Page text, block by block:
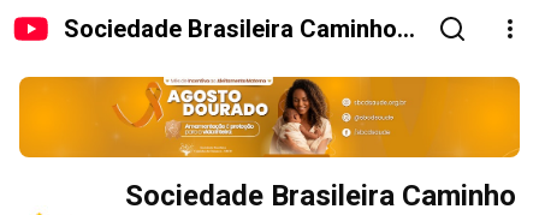
Sociedade Brasileira Caminho
Sociedade Brasileira Caminho